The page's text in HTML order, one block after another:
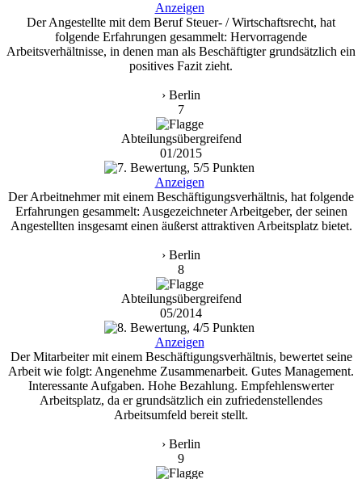
Anzeigen
Der Angestellte mit dem Beruf Steuer- / Wirtschaftsrecht, hat
folgende Erfahrungen gesammelt: Hervorragende
Arbeitsverhältnisse, in denen man als Beschäftigter grundsätzlich ein
positives Fazit zieht.
› Berlin
7
Abteilungsübergreifend
01/2015
Anzeigen
Der Arbeitnehmer mit einem Beschäftigungsverhältnis, hat folgende
Erfahrungen gesammelt: Ausgezeichneter Arbeitgeber, der seinen
Angestellten insgesamt einen äußerst attraktiven Arbeitsplatz bietet.
› Berlin
8
Abteilungsübergreifend
05/2014
Anzeigen
Der Mitarbeiter mit einem Beschäftigungsverhältnis, bewertet seine
Arbeit wie folgt: Angenehme Zusammenarbeit. Gutes Management.
Interessante Aufgaben. Hohe Bezahlung. Empfehlenswerter
Arbeitsplatz, da er grundsätzlich ein zufriedenstellendes
Arbeitsumfeld bereit stellt.
› Berlin
9